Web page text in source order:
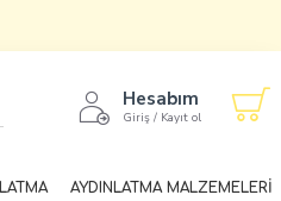
Hesabım
Giriş / Kayıt ol
AYDINLATMA MALZEMELERİ